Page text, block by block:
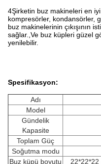
4Şirketin buz makineleri en iyi
kompresörler, kondansörler,
buz makinelerinin çıkışının
sağlar.,Ve buz küpleri güzel
yenilebilir.
Spesifikasyon:
Adı
Model
Gündelik
Kapasite
Toplam Güç
Soğutma modu
Buz küpü boyutu